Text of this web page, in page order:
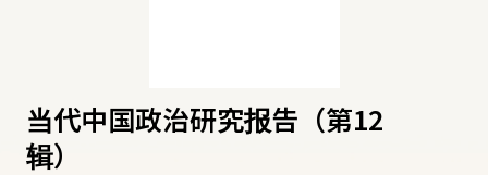
当代中国政治研究报告（第12
辑）